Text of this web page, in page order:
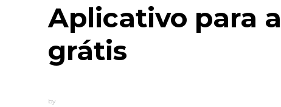
Aplicativo para
grátis
by